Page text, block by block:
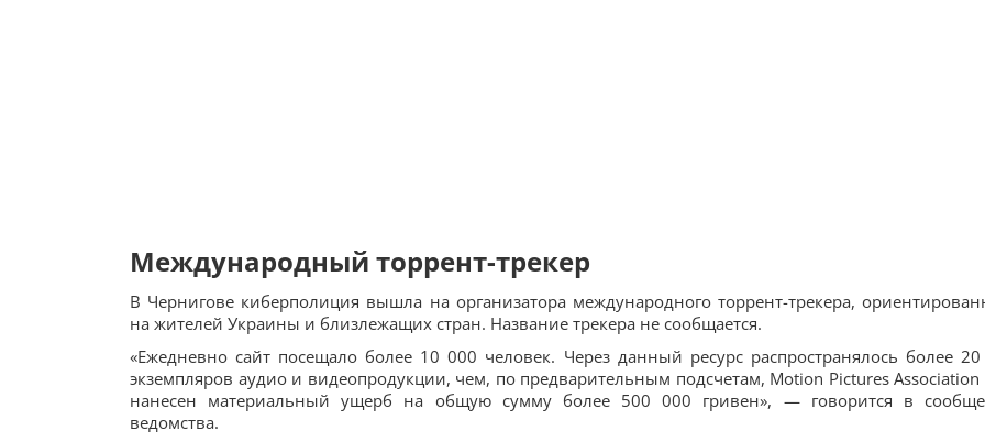
Международный торрент-трекер
В Чернигове киберполиция вышла на организатора международного торрент-трекера,
на жителей Украины и близлежащих стран. Название трекера не сообщается.
«Ежедневно сайт посещало более 10 000 человек. Через данный ресурс распространялось более
экземпляров аудио и видеопродукции, чем, по предварительным подсчетам, Motion Pictures
нанесен материальный ущерб на общую сумму более 500 000 гривен», — говорится в
ведомства.